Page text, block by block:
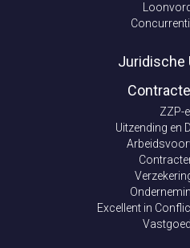
Juridische
ZZP-
Uitzending en
Excellent in